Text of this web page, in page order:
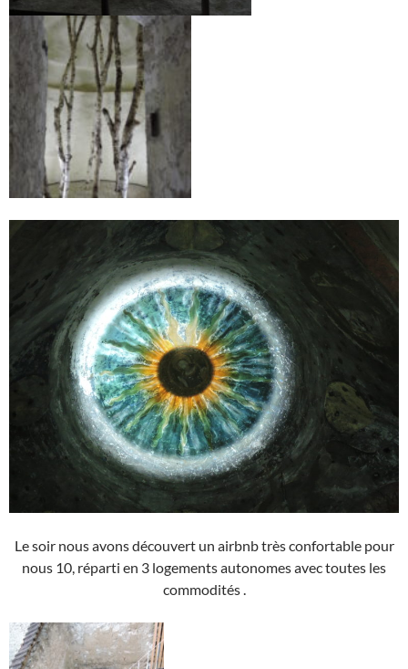
Le soir nous avons découvert un airbnb très confortable pour
nous 10, réparti en 3 logements autonomes avec toutes les
commodités .